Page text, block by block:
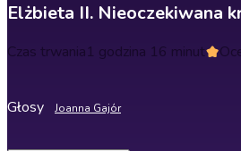
Elżbieta II. Nieoczekiwana
Czas trwania1 godzina 16 minut
Głosy Joanna Gajór